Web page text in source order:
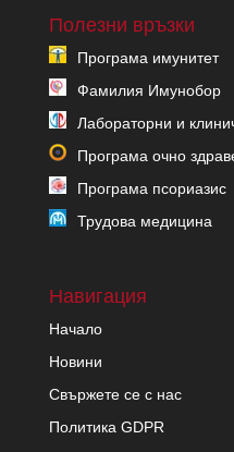
Полезни връзки
Програма имунитет
Фамилия Имунобор
Лабораторни и
Програма очно
Програма псориазис
Трудова медицина
Навигация
Начало
Новини
Свържете се с нас
Политика GDPR